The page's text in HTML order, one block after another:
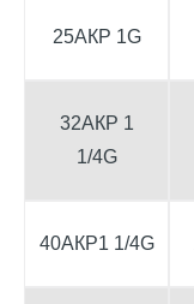
25АКР 1G
32АКР 1
1/4G
40АКР1 1/4G